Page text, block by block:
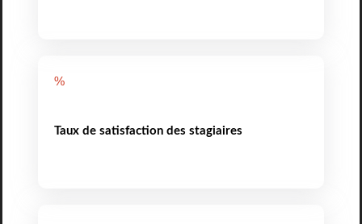
%
Taux de satisfaction des stagiaires